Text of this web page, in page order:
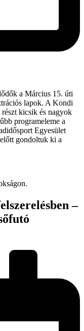
a Március 15. úti
lapok. A Kondi
kicsik és nagyok
programeleme a
Egyesület
gondoltuk ki a
–